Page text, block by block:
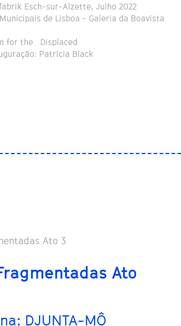
Esch-sur-Alzette, Julho 2022
de Lisboa - Galeria da Boavista
for the Displaced
Patrícia Black
Ato
DJUNTA-MÔ